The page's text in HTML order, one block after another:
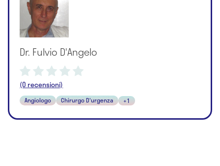
Dr. Fulvio D'Angelo
(0 recensioni)
Angiologo Chirurgo D'urgenza +1